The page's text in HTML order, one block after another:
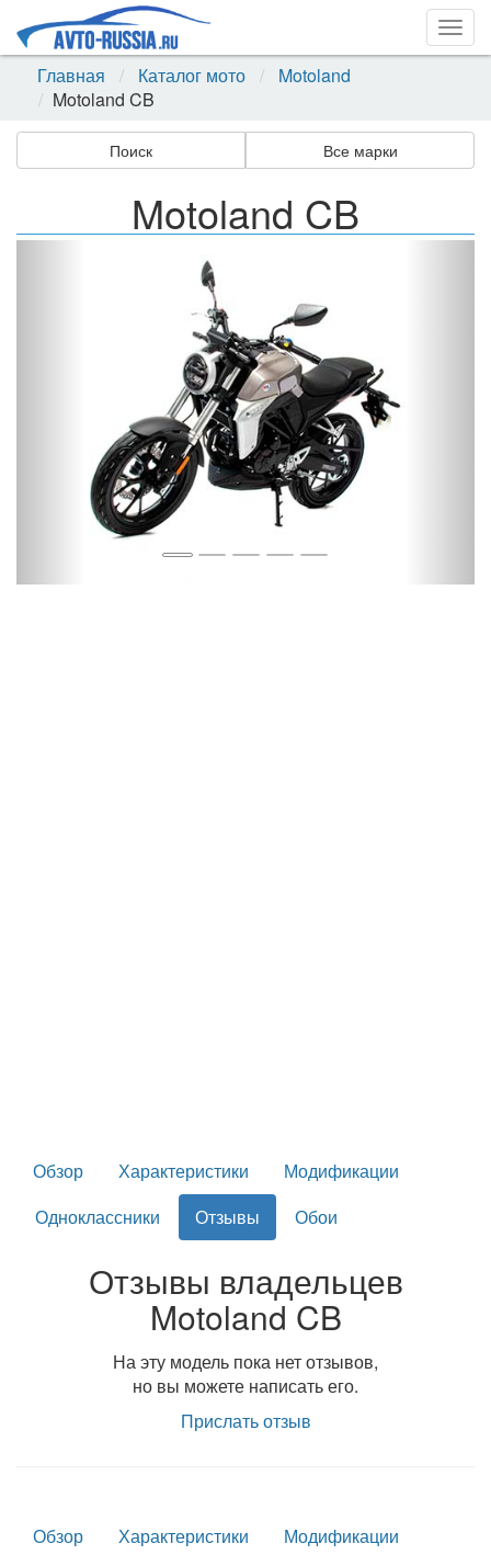
Главная
Каталог мото
Motoland
Motoland CB
Поиск Все марки
Motoland CB
Обзор Характеристики
Модификации
Одноклассники
Отзывы Обои
Отзывы владельцев
Motoland CB
На эту модель пока нет отзывов,
но вы можете написать его.
Прислать отзыв
Обзор Характеристики
Модификации